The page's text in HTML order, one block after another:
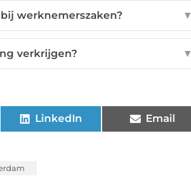
werknemerszaken? ▼
verkrijgen? ▼
LinkedIn Email